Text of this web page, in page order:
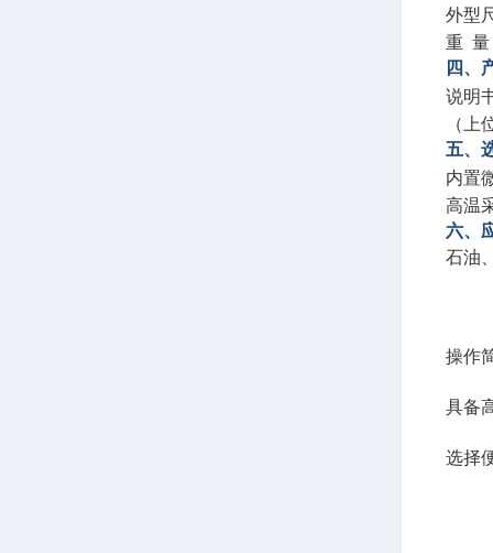
外型
重 量
四、
说明
（
五、
内置
高温
六、
石油
操作
具备
选择